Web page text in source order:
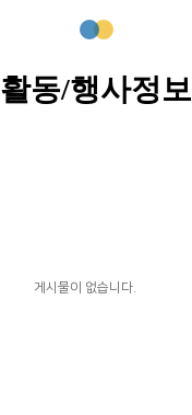
활동/행사정보
게시물이 없습니다.